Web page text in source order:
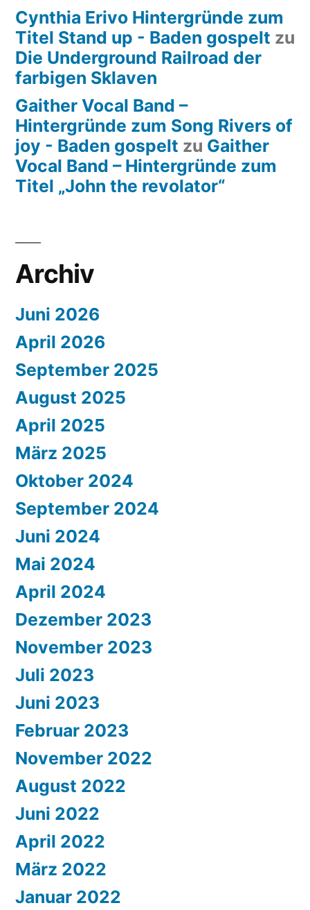
Cynthia Erivo Hintergründe zum
Titel Stand up - Baden gospelt zu
Die Underground Railroad der
farbigen Sklaven
Gaither Vocal Band –
Hintergründe zum Song Rivers of
joy - Baden gospelt zu Gaither
Vocal Band – Hintergründe zum
Titel „John the revolator“
Archiv
Juni 2026
April 2026
September 2025
August 2025
April 2025
März 2025
Oktober 2024
September 2024
Juni 2024
Mai 2024
April 2024
Dezember 2023
November 2023
Juli 2023
Juni 2023
Februar 2023
November 2022
August 2022
Juni 2022
April 2022
März 2022
Januar 2022